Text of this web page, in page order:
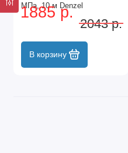
МПа, 10 м Denzel
1885 р.
2043 р.
В корзину